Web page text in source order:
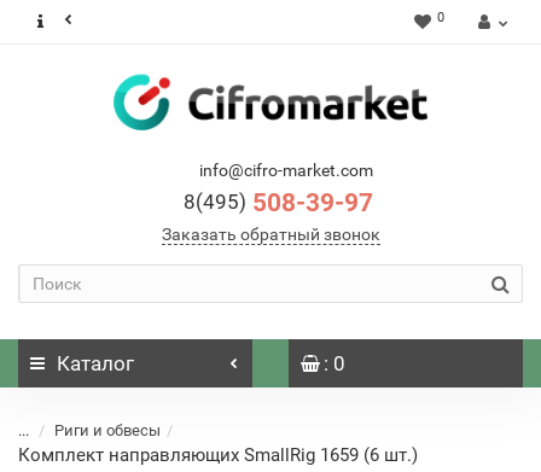
0
info@cifro-market.com
8(495) 508-39-97
Заказать обратный звонок
Каталог : 0
... Риги и обвесы
Комплект направляющих SmallRig 1659 (6 шт.)